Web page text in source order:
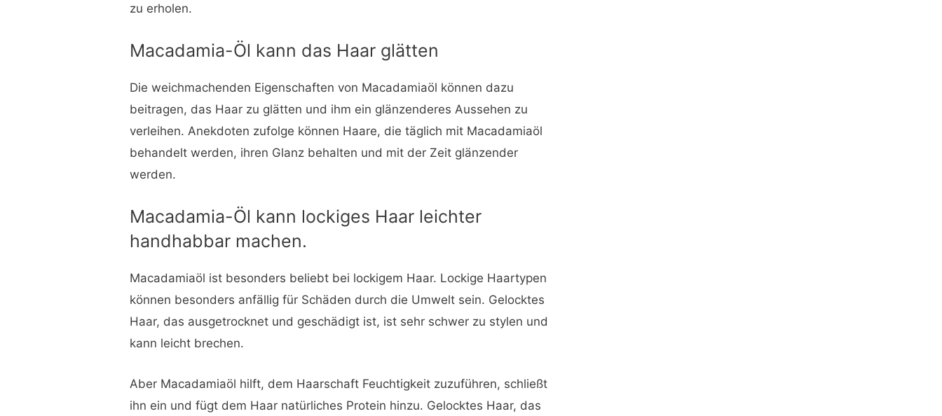
zu erholen.
Macadamia-Öl kann das Haar glätten
Die weichmachenden Eigenschaften von Macadamiaöl können dazu
beitragen, das Haar zu glätten und ihm ein glänzenderes Aussehen zu
verleihen. Anekdoten zufolge können Haare, die täglich mit Macadamiaöl
behandelt werden, ihren Glanz behalten und mit der Zeit glänzender
werden.
Macadamia-Öl kann lockiges Haar leichter
handhabbar machen.
Macadamiaöl ist besonders beliebt bei lockigem Haar. Lockige Haartypen
können besonders anfällig für Schäden durch die Umwelt sein. Gelocktes
Haar, das ausgetrocknet und geschädigt ist, ist sehr schwer zu stylen und
kann leicht brechen.
Aber Macadamiaöl hilft, dem Haarschaft Feuchtigkeit zuzuführen, schließt
ihn ein und fügt dem Haar natürliches Protein hinzu. Gelocktes Haar, das